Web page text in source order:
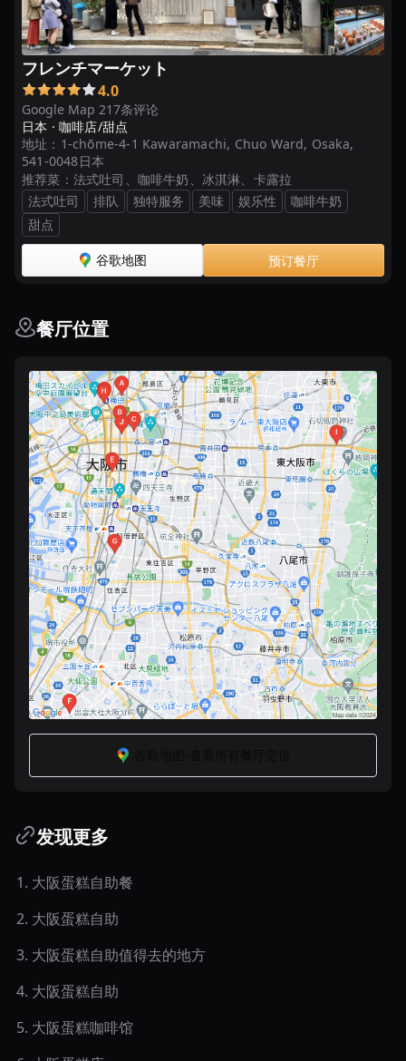
フレンチマーケット
Google Map 217条评论
4.0
日本 · 咖啡店/甜点
地址： 1-chōme-4-1 Kawaramachi, Chuo Ward, Osaka,
541-0048日本
推荐菜： 法式吐司、咖啡牛奶、冰淇淋、卡露拉
法式吐司
排队 独特服务 美味 娱乐性
咖啡牛奶
甜点
谷歌地图 预订餐厅
餐厅位置
发现更多
1. 大阪蛋糕自助餐
2. 大阪蛋糕自助
3. 大阪蛋糕自助值得去的地方
4. 大阪蛋糕自助
5. 大阪蛋糕咖啡馆